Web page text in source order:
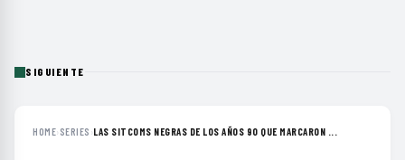
SIGUIENTE
HOME› SERIES ›LAS SITCOMS NEGRAS DE LOS AÑOS 90 QUE MARCARON ...